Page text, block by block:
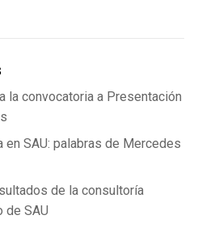
la convocatoria a Presentación
en SAU: palabras de Mercedes
de la consultoría
de SAU